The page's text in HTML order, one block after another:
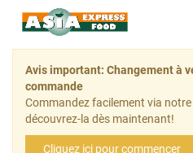
Avis important: Changement à
commande
Commandez facilement via
découvrez-la dès maintenant!
Cliquez ici pour commencer